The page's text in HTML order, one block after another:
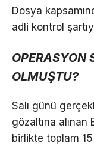
Dosya
adli kontrol
OPERASYON
OLMUŞTU?
Salı günü
gözaltına alınan
birlikte toplam